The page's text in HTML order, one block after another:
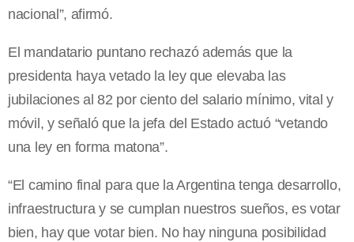
nacional”, afirmó.
El mandatario puntano rechazó además que la
presidenta haya vetado la ley que elevaba las
jubilaciones al 82 por ciento del salario mínimo, vital y
móvil, y señaló que la jefa del Estado actuó “vetando
una ley en forma matona”.
“El camino final para que la Argentina tenga desarrollo,
infraestructura y se cumplan nuestros sueños, es votar
bien, hay que votar bien. No hay ninguna posibilidad